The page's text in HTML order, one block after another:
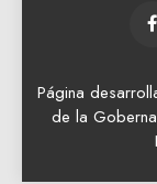
Página
de la